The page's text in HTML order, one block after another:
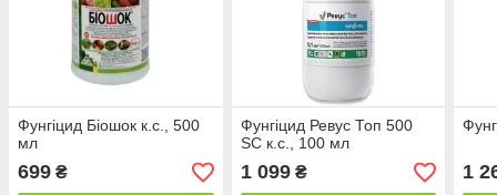
Фунгіцид Біошок к.с., 500
мл
699 ₴
Фунгіцид Ревус Топ 500
SC к.с., 100 мл
1 099₴ 1